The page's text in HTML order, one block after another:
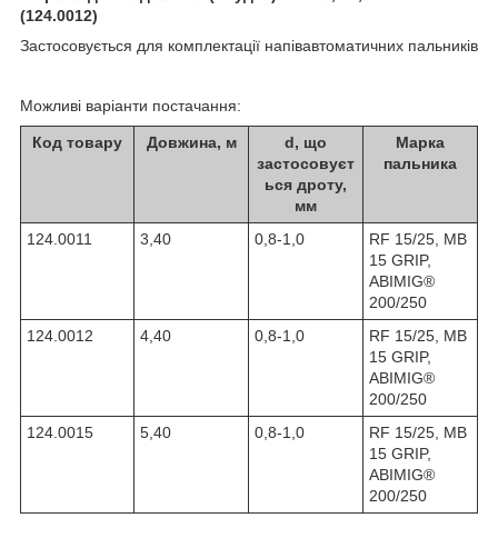
(124.0012)
Застосовується для комплектації напівавтоматичних пальників
Можливі варіанти постачання:
Код товару Довжина, м
d, що
застосовуєт
ься дроту,
мм
Марка
пальника
124.0011 3,40 0,8-1,0
RF 15/25, MB
15 GRIP,
ABIMIG®
200/250
124.0012
4,40 0,8-1,0
RF 15/25, MB
15 GRIP,
ABIMIG®
200/250
124.0015
5,40 0,8-1,0
RF 15/25, MB
15 GRIP,
ABIMIG®
200/250